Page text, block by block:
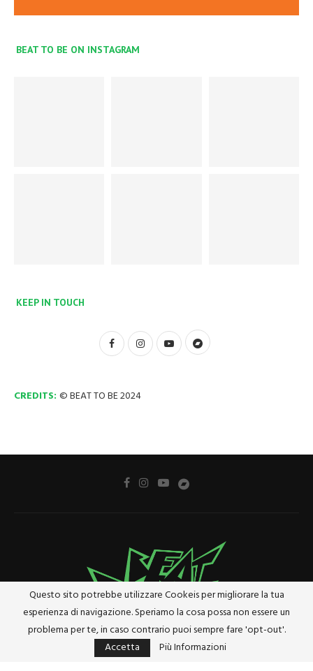
BEAT TO BE ON INSTAGRAM
KEEP IN TOUCH
CREDITS: © BEAT TO BE 2024
Cookie Policy
Questo sito potrebbe utilizzare Cookeis per migliorare la tua
esperienza di navigazione. Speriamo la cosa possa non essere un
problema per te, in caso contrario puoi sempre fare 'opt-out'.
Accetta
Più Informazioni